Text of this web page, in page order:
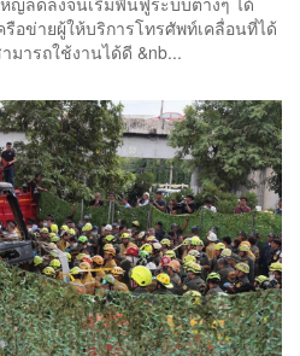
อข่ายผู้ให้บริการโทรศัพท์เคลื่อนที่ได้
ารถใช้งานได้ดี &nb...